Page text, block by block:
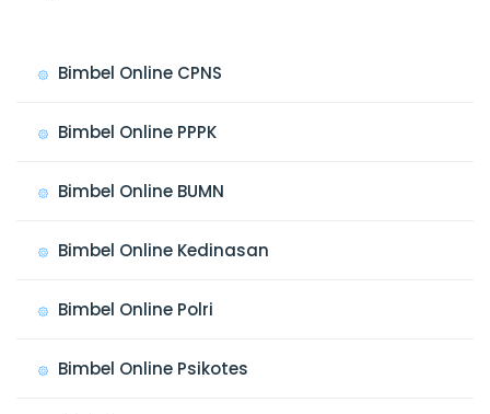
Bimbel Online CPNS
Bimbel Online PPPK
Bimbel Online BUMN
Bimbel Online Kedinasan
Bimbel Online Polri
Bimbel Online Psikotes